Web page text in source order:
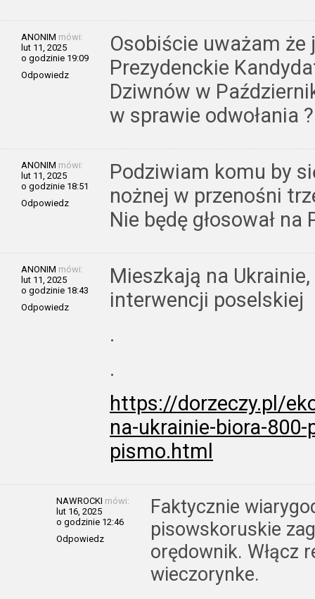
ANONIM mówi:
lut 11, 2025
o godzinie 19:09
Odpowiedz
Osobiście uważam że
Prezydenckie
Dziwnów w
w sprawie odwołania ?
ANONIM mówi:
lut 11, 2025
o godzinie 18:51
Odpowiedz
Podziwiam komu by
nożnej w przenośni
Nie będę głosował
ANONIM mówi:
lut 11, 2025
o godzinie 18:43
Odpowiedz
Mieszkają na
interwencji poselskiej
.
.
https://dorzeczy.pl/
na-ukrainie-biora-
pismo.html
NAWROCKI mówi:
lut 16, 2025
o godzinie 12:46
Odpowiedz
Faktycznie
pisowskoruskie
orędownik. Włącz
wieczorynke.